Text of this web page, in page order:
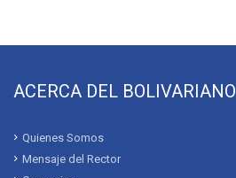
ACERCA DEL BOLIVARIANO
Quienes Somos
Mensaje del Rector